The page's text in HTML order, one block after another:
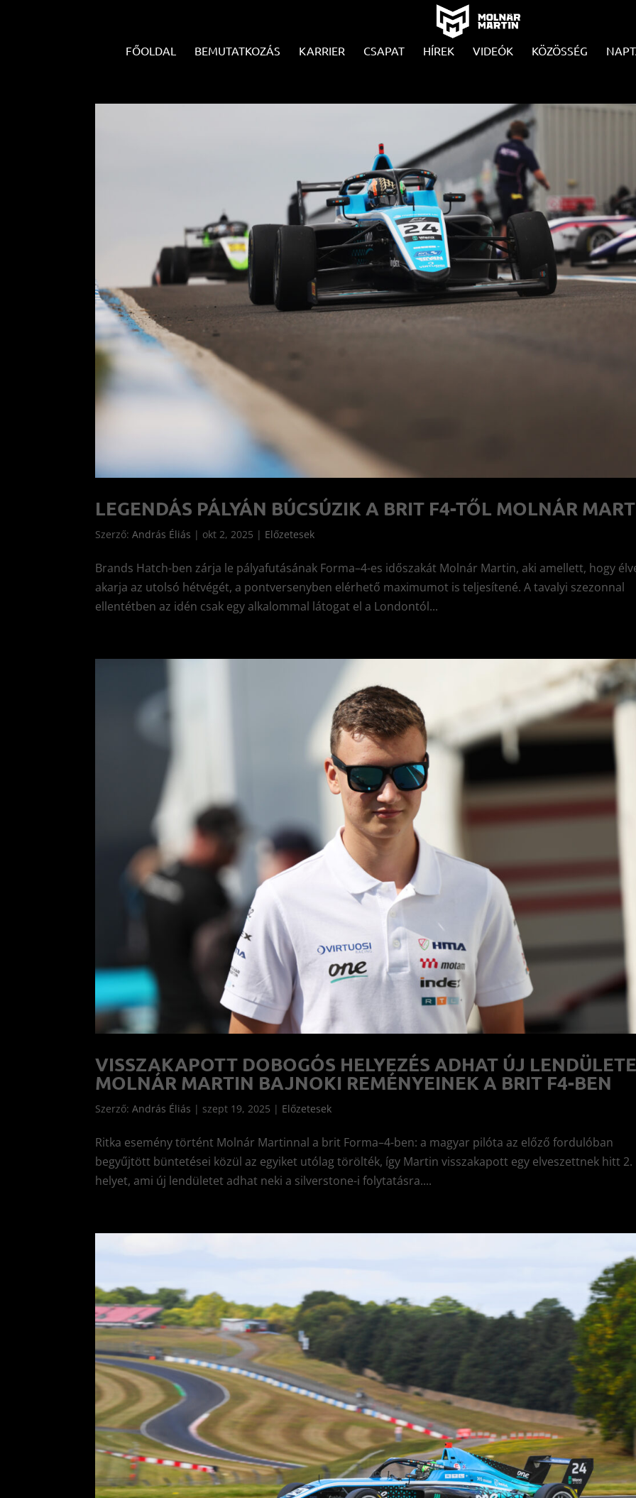
FŐOLDAL BEMUTATKOZÁS KARRIER CSAPAT HÍREK VIDEÓK KÖZÖSSÉG
LEGENDÁS PÁLYÁN BÚCSÚZIK A BRIT F4-TŐL MOLNÁR
Szerző:András Éliás | okt 2, 2025 | Előzetesek
Brands Hatch-ben zárja le pályafutásának Forma–4-es időszakát Molnár Martin, aki amellett, hogy
akarja az utolsó hétvégét, a pontversenyben elérhető maximumot is teljesítené. A tavalyi szezonnal
ellentétben az idén csak egy alkalommal látogat el a Londontól...
VISSZAKAPOTT DOBOGÓS HELYEZÉS ADHAT ÚJ
MOLNÁR MARTIN BAJNOKI REMÉNYEINEK A BRIT F4-BEN
Szerző:András Éliás | szept 19, 2025 | Előzetesek
Ritka esemény történt Molnár Martinnal a brit Forma–4-ben: a magyar pilóta az előző fordulóban
begyűjtött büntetései közül az egyiket utólag törölték, így Martin visszakapott egy elveszettnek hitt 2.
helyet, ami új lendületet adhat neki a silverstone-i folytatásra....